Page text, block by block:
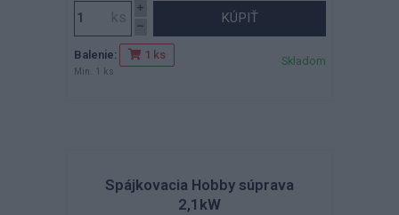
KÚPIŤ
Balenie: 1 ks
Min. 1 ks
Skladom
Spájkovacia Hobby súprava
2,1kW